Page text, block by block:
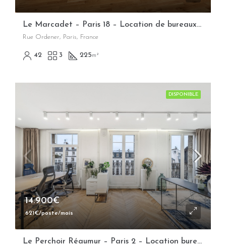
Le Marcadet – Paris 18 – Location de bureaux opérés flexibles
Rue Ordener, Paris, France
42 3 225m²
DISPONIBLE
14.900€
621€/poste/mois
Le Perchoir Réaumur – Paris 2 – Location bureaux opérés flexibles